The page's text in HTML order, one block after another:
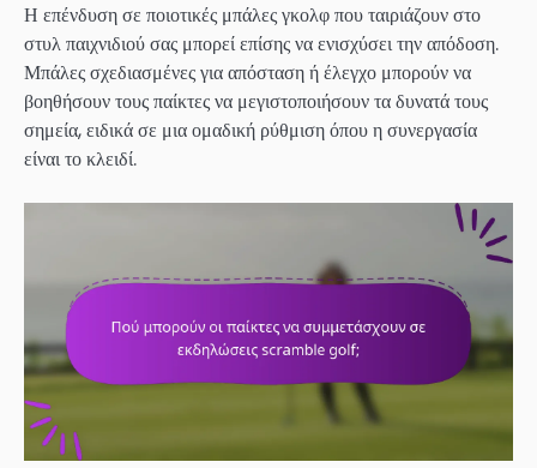
Η επένδυση σε ποιοτικές μπάλες γκολφ που ταιριάζουν στο
στυλ παιχνιδιού σας μπορεί επίσης να ενισχύσει την απόδοση.
Μπάλες σχεδιασμένες για απόσταση ή έλεγχο μπορούν να
βοηθήσουν τους παίκτες να μεγιστοποιήσουν τα δυνατά τους
σημεία, ειδικά σε μια ομαδική ρύθμιση όπου η συνεργασία
είναι το κλειδί.